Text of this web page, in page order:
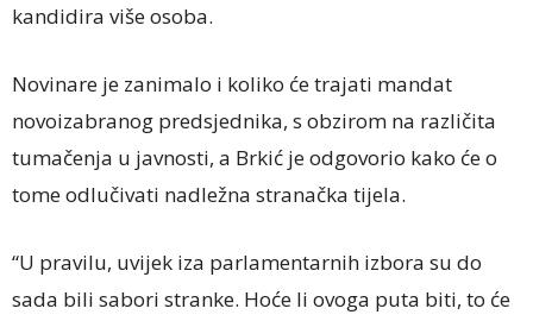
kandidira više osoba.
Novinare je zanimalo i koliko će trajati mandat
novoizabranog predsjednika, s obzirom na različita
tumačenja u javnosti, a Brkić je odgovorio kako će o
tome odlučivati nadležna stranačka tijela.
“U pravilu, uvijek iza parlamentarnih izbora su do
sada bili sabori stranke. Hoće li ovoga puta biti, to će